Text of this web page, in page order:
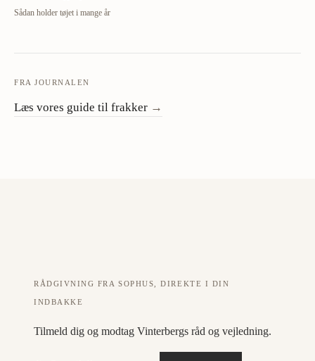
Sådan holder tøjet i mange år
FRA JOURNALEN
Læs vores guide til frakker →
RÅDGIVNING FRA SOPHUS, DIREKTE I DIN
INDBAKKE
Tilmeld dig og modtag Vinterbergs råd og vejledning.